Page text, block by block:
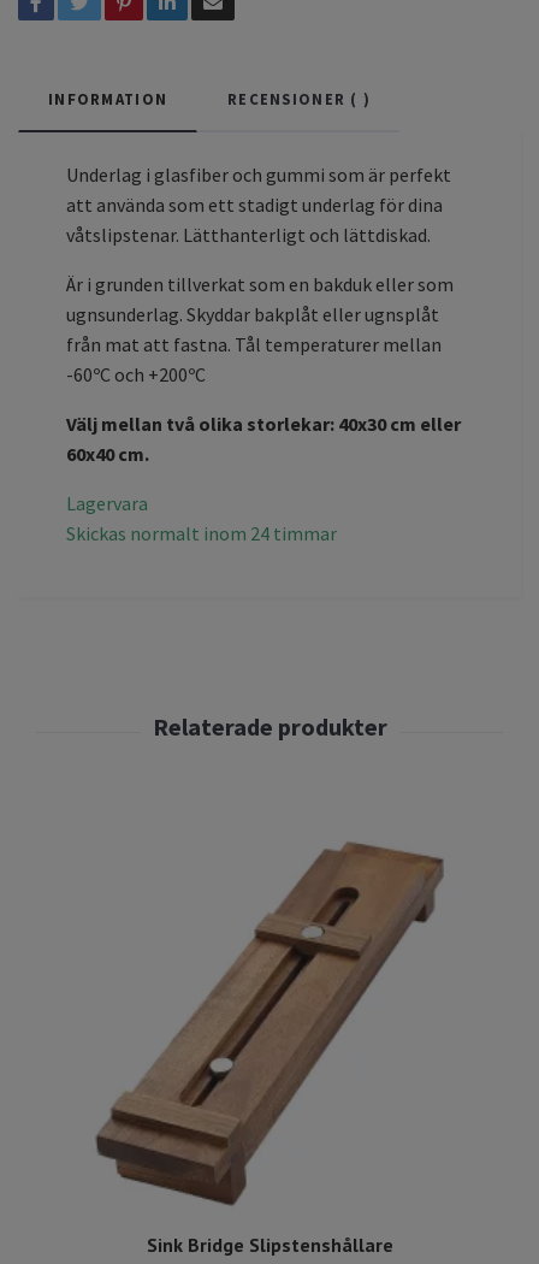
INFORMATION RECENSIONER ( )
Underlag i glasfiber och gummi som är perfekt
att använda som ett stadigt underlag för dina
våtslipstenar. Lätthanterligt och lättdiskad.
Är i grunden tillverkat som en bakduk eller som
ugnsunderlag. Skyddar bakplåt eller ugnsplåt
från mat att fastna. Tål temperaturer mellan
-60ºC och +200ºC
Välj mellan två olika storlekar: 40x30 cm eller
60x40 cm.
Lagervara
Skickas normalt inom 24 timmar
Sink Bridge Slipstenshållare